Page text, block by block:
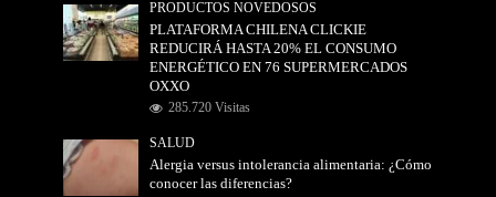
PRODUCTOS NOVEDOSOS
PLATAFORMA CHILENA CLICKIE
REDUCIRÁ HASTA 20% EL CONSUMO
ENERGÉTICO EN 76 SUPERMERCADOS
OXXO
285.720 Visitas
SALUD
Alergia versus intolerancia alimentaria: ¿Cómo
conocer las diferencias?